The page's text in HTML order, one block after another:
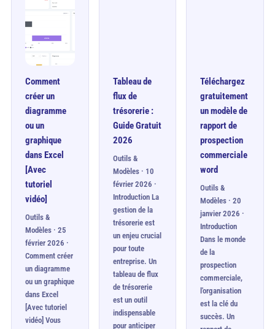
Comment
créer un
diagramme
ou un
graphique
dans Excel
[Avec
tutoriel
vidéo]
Outils &
Modèles · 25
février 2026 ·
Comment créer
un diagramme
ou un graphique
dans Excel
[Avec tutoriel
vidéo] Vous
Tableau de
flux de
trésorerie :
Guide Gratuit
2026
Outils &
Modèles · 10
février 2026 ·
Introduction La
gestion de la
trésorerie est
un enjeu crucial
pour toute
entreprise. Un
tableau de flux
de trésorerie
est un outil
indispensable
pour anticiper
Téléchargez
gratuitement
un modèle de
rapport de
prospection
commerciale
word
Outils &
Modèles · 20
janvier 2026 ·
Introduction
Dans le monde
de la
prospection
commerciale,
l'organisation
est la clé du
succès. Un